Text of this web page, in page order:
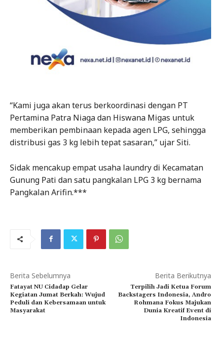
“Kami juga akan terus berkoordinasi dengan PT
Pertamina Patra Niaga dan Hiswana Migas untuk
memberikan pembinaan kepada agen LPG, sehingga
distribusi gas 3 kg lebih tepat sasaran,” ujar Siti.
Sidak mencakup empat usaha laundry di Kecamatan
Gunung Pati dan satu pangkalan LPG 3 kg bernama
Pangkalan Arifin.***
Berita Sebelumnya
Fatayat NU Cidadap Gelar
Kegiatan Jumat Berkah: Wujud
Peduli dan Kebersamaan untuk
Masyarakat
Berita Berikutnya
Terpilih Jadi Ketua Forum
Backstagers Indonesia, Andro
Rohmana Fokus Majukan
Dunia Kreatif Event di
Indonesia